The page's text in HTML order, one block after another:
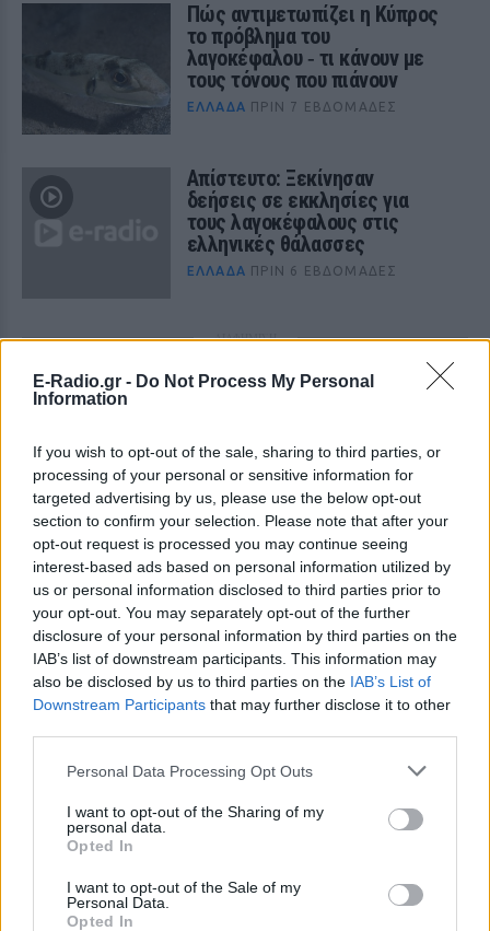
E-Radio.gr - Do Not Process My Personal
Information
If you wish to opt-out of the sale, sharing to third parties, or
processing of your personal or sensitive information for
targeted advertising by us, please use the below opt-out
section to confirm your selection. Please note that after your
opt-out request is processed you may continue seeing
interest-based ads based on personal information utilized by
us or personal information disclosed to third parties prior to
your opt-out. You may separately opt-out of the further
disclosure of your personal information by third parties on the
IAB’s list of downstream participants. This information may
also be disclosed by us to third parties on the IAB’s List of
Downstream Participants that may further disclose it to other
Personal Data Processing Opt Outs
I want to opt-out of the Sharing of my
personal data.
Opted In
I want to opt-out of the Sale of my
Personal Data.
Opted In
Πώς αντιμετωπίζει η Κύπρος
το πρόβλημα του
λαγοκέφαλου ‑ τι κάνουν με
τους τόνους που πιάνουν
ΕΛΛΆΔΑ ΠΡΙΝ 7 ΕΒΔΟΜΆΔΕΣ
Απίστευτο: Ξεκίνησαν
δεήσεις σε εκκλησίες για
τους λαγοκέφαλους στις
ελληνικές θάλασσες
ΕΛΛΆΔΑ ΠΡΙΝ 6 ΕΒΔΟΜΆΔΕΣ
ΔΙΑΦΗΜΙΣΗ
Ακολουθήστε το E-Radio.gr στο
Google News
Για ακόμη περισσότερα